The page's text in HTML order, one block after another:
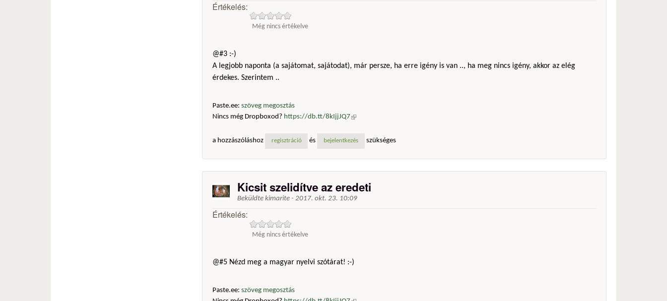
Értékelés:
Még nincs értékelve
@#3 :-)
A legjobb naponta (a sajátomat, sajátodat), már persze, ha erre igény is van .., ha meg nincs igény, akkor az elég
érdekes. Szerintem ..
Paste.ee: szöveg megosztás
Nincs még Dropboxod? https://db.tt/8kIjjJQ7 (külső hivatkozás)
a hozzászóláshoz regisztráció és bejelentkezés szükséges
Kicsit szelidítve az eredeti
Beküldte kimarite - 2017. okt. 23. 10:09
Értékelés:
Még nincs értékelve
@#5 Nézd meg a magyar nyelvi szótárat! :-)
Paste.ee: szöveg megosztás